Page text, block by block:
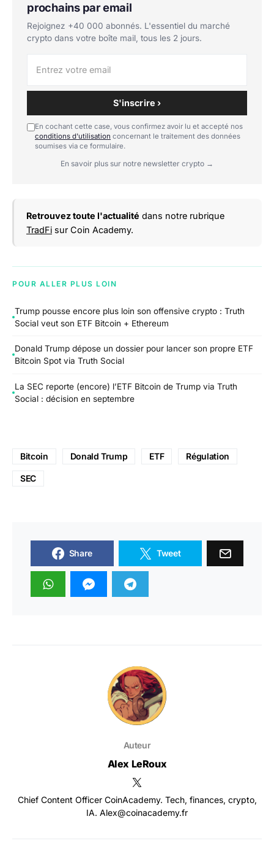
prochains par email
Rejoignez +40 000 abonnés. L'essentiel du marché
crypto dans votre boîte mail, tous les 2 jours.
S'inscrire ›
En cochant cette case, vous confirmez avoir lu et accepté nos
conditions d'utilisation concernant le traitement des données
soumises via ce formulaire.
En savoir plus sur notre newsletter crypto →
Retrouvez toute l'actualité dans notre rubrique
TradFi sur Coin Academy.
POUR ALLER PLUS LOIN
Trump pousse encore plus loin son offensive crypto : Truth
Social veut son ETF Bitcoin + Ethereum
Donald Trump dépose un dossier pour lancer son propre ETF
Bitcoin Spot via Truth Social
La SEC reporte (encore) l’ETF Bitcoin de Trump via Truth
Social : décision en septembre
Bitcoin Donald Trump ETF Régulation
SEC
Share Tweet
Auteur
Alex LeRoux
Chief Content Officer CoinAcademy. Tech, finances, crypto,
IA. Alex@coinacademy.fr